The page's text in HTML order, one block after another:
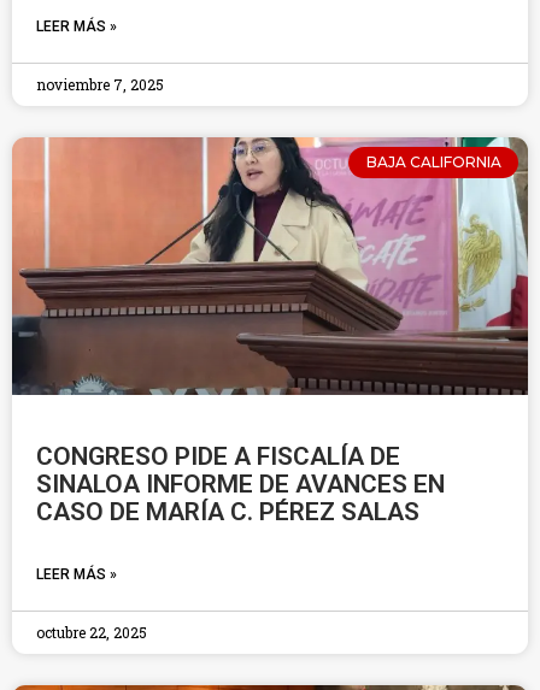
LEER MÁS »
noviembre 7, 2025
BAJA CALIFORNIA
CONGRESO PIDE A FISCALÍA DE
SINALOA INFORME DE AVANCES EN
CASO DE MARÍA C. PÉREZ SALAS
LEER MÁS »
octubre 22, 2025